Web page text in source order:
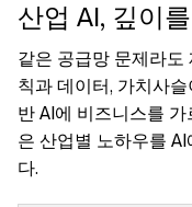
산업 AI, 깊이
같은 공급망 문제라도
칙과 데이터, 가치사
반 AI에 비즈니스를
은 산업별 노하우를
다.